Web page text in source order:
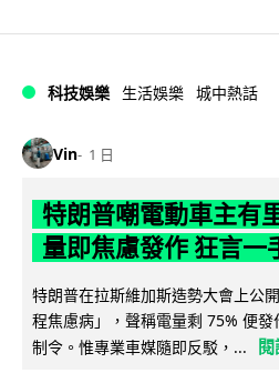
科技娛樂 生活娛樂 城中熱話
Vin 1 日
特朗普嘲電動車主有
量即焦慮發作 狂言一
特朗普在拉斯維加斯造勢大會上公
程焦慮病」，聲稱電量剩 75% 便
制令。惟專業車媒隨即反駁，...